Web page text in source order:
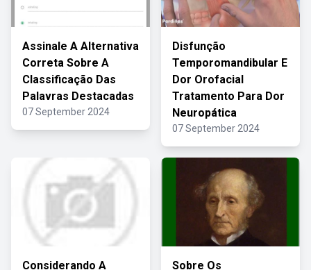
Assinale A Alternativa
Correta Sobre A
Classificação Das
Palavras Destacadas
07 September 2024
Disfunção
Temporomandibular E
Dor Orofacial
Tratamento Para Dor
Neuropática
07 September 2024
Considerando A Sobre Os